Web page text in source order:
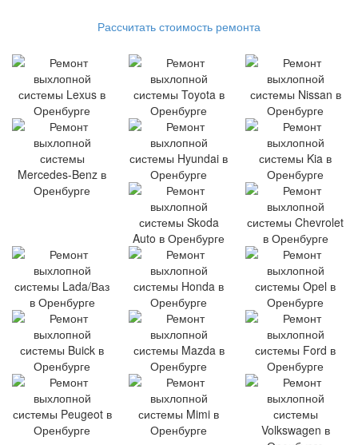
Рассчитать стоимость ремонта